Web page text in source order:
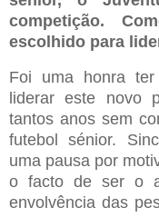
competição.
escolhido para
Foi uma honra
liderar este novo
tantos anos sem
futebol sénior.
uma pausa por
o facto de ser o
envolvência das